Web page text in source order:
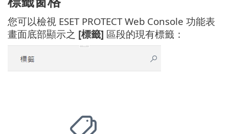
您可以檢視 ESET PROTECT Web Console 功能表
畫面底部顯示之 [標籤] 區段的現有標籤：